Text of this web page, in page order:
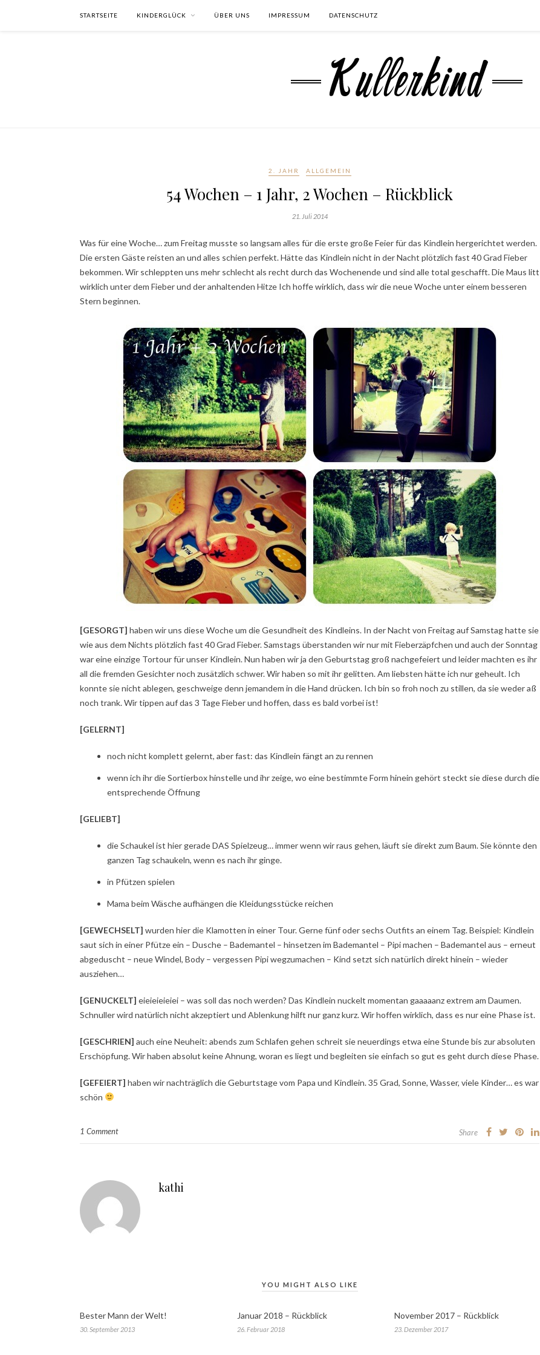
STARTSEITE KINDERGLÜCK ÜBER UNS IMPRESSUM DATENSCHUTZ
2. JAHR ALLGEMEIN
54 Wochen – 1 Jahr, 2 Wochen – Rückblick
21. Juli 2014
Was für eine Woche… zum Freitag musste so langsam alles für die erste große Feier für das Kindlein hergerichtet werden.
Die ersten Gäste reisten an und alles schien perfekt. Hätte das Kindlein nicht in der Nacht plötzlich fast 40 Grad Fieber
bekommen. Wir schleppten uns mehr schlecht als recht durch das Wochenende und sind alle total geschafft. Die Maus litt
wirklich unter dem Fieber und der anhaltenden Hitze Ich hoffe wirklich, dass wir die neue Woche unter einem besseren
Stern beginnen.
[GESORGT] haben wir uns diese Woche um die Gesundheit des Kindleins. In der Nacht von Freitag auf Samstag hatte sie
wie aus dem Nichts plötzlich fast 40 Grad Fieber. Samstags überstanden wir nur mit Fieberzäpfchen und auch der Sonntag
war eine einzige Tortour für unser Kindlein. Nun haben wir ja den Geburtstag groß nachgefeiert und leider machten es ihr
all die fremden Gesichter noch zusätzlich schwer. Wir haben so mit ihr gelitten. Am liebsten hätte ich nur geheult. Ich
konnte sie nicht ablegen, geschweige denn jemandem in die Hand drücken. Ich bin so froh noch zu stillen, da sie weder aß
noch trank. Wir tippen auf das 3 Tage Fieber und hoffen, dass es bald vorbei ist!
[GELERNT]
noch nicht komplett gelernt, aber fast: das Kindlein fängt an zu rennen
wenn ich ihr die Sortierbox hinstelle und ihr zeige, wo eine bestimmte Form hinein gehört steckt sie diese durch die
entsprechende Öffnung
[GELIEBT]
die Schaukel ist hier gerade DAS Spielzeug… immer wenn wir raus gehen, läuft sie direkt zum Baum. Sie könnte den
ganzen Tag schaukeln, wenn es nach ihr ginge.
in Pfützen spielen
Mama beim Wäsche aufhängen die Kleidungsstücke reichen
[GEWECHSELT] wurden hier die Klamotten in einer Tour. Gerne fünf oder sechs Outfits an einem Tag. Beispiel: Kindlein
saut sich in einer Pfütze ein – Dusche – Bademantel – hinsetzen im Bademantel – Pipi machen – Bademantel aus – erneut
abgeduscht – neue Windel, Body – vergessen Pipi wegzumachen – Kind setzt sich natürlich direkt hinein – wieder
ausziehen…
[GENUCKELT] eieieieieiei – was soll das noch werden? Das Kindlein nuckelt momentan gaaaaanz extrem am Daumen.
Schnuller wird natürlich nicht akzeptiert und Ablenkung hilft nur ganz kurz. Wir hoffen wirklich, dass es nur eine Phase ist.
[GESCHRIEN] auch eine Neuheit: abends zum Schlafen gehen schreit sie neuerdings etwa eine Stunde bis zur absoluten
Erschöpfung. Wir haben absolut keine Ahnung, woran es liegt und begleiten sie einfach so gut es geht durch diese Phase.
[GEFEIERT] haben wir nachträglich die Geburtstage vom Papa und Kindlein. 35 Grad, Sonne, Wasser, viele Kinder… es war
schön
1 Comment Share
kathi
YOU MIGHT ALSO LIKE
Bester Mann der Welt!
30. September 2013
Januar 2018 – Rückblick
26. Februar 2018
November 2017 – Rückblick
23. Dezember 2017